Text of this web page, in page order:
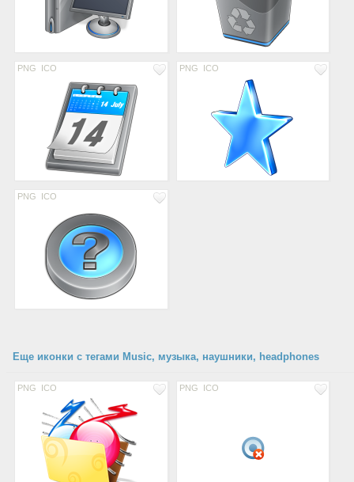
PNG ICO PNG ICO
PNG ICO
Еще иконки с тегами Music, музыка, наушники, headphones
PNG ICO PNG ICO